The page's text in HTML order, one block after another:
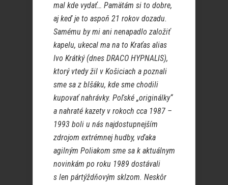
mal kde vydať… Pamätám si to dobre,
aj keď je to aspoň 21 rokov dozadu.
Samému by mi ani nenapadlo založiť
kapelu, ukecal ma na to Kraťas alias
Ivo Krátký (dnes DRACO HYPNALIS),
ktorý vtedy žil v Košiciach a poznali
sme sa z blšáku, kde sme chodili
kupovať nahrávky. Poľské „originálky“
a nahraté kazety v rokoch cca 1987 –
1993 boli u nás najdostupnejším
zdrojom extrémnej hudby, vďaka
agilným Poliakom sme sa k aktuálnym
novinkám po roku 1989 dostávali
s len pártýždňovým sklzom. Neskôr